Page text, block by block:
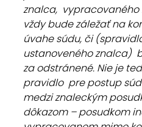
znalca,
vždy bude záležať na
úvahe súdu, či
ustanoveného znalca)
za odstránené. Nie je
pravidlo  pre postup
medzi znaleckým
dôkazom – posudkom